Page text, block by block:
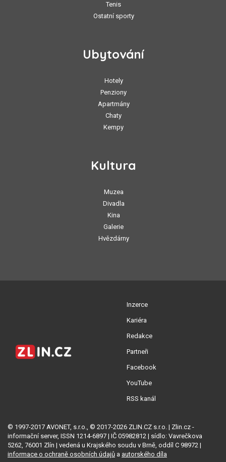
Tenis
Ostatní sporty
Ubytování
Hotely
Penziony
Apartmány
Chaty
Kempy
Kultura
Muzea
Divadla
Kina
Galerie
Hvězdárny
Inzerce
Kariéra
Redakce
Partneři
Facebook
YouTube
RSS kanál
© 1997-2017 AVONET, s.r.o., © 2017-2026 ZLIN.CZ s.r.o. | Zlin.cz -
informační server, ISSN 1214-6897 | IČ 05982812 | sídlo: Vavrečkova
5262, 76001 Zlín | vedená u Krajského soudu v Brně, oddíl C 98972 |
informace o ochraně osobních údajů a autorského díla